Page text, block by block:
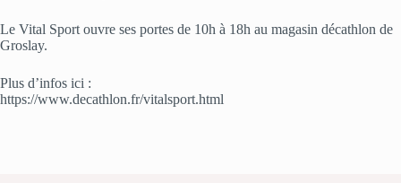
Le Vital Sport ouvre ses portes de 10h à 18h au magasin décathlon de
Groslay.
Plus d’infos ici :
https://www.decathlon.fr/vitalsport.html